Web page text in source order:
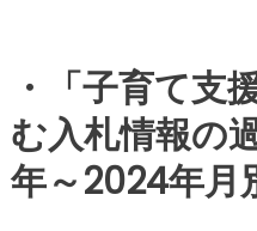
・「子育て支
む入札情報の
年～2024年月